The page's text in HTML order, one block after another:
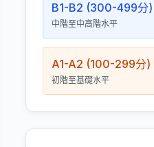
B1-B2 (300-499分)
中階至中高階水平
A1-A2 (100-299分)
初階至基礎水平